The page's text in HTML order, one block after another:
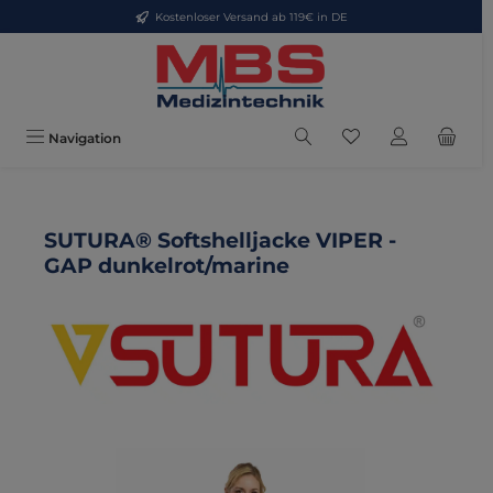
Zum Hauptinhalt springenKostenloser Versand ab 119€ in DE
Navigation Du hast 0
SUTURA® Softshelljacke VIPER -
GAP dunkelrot/marine